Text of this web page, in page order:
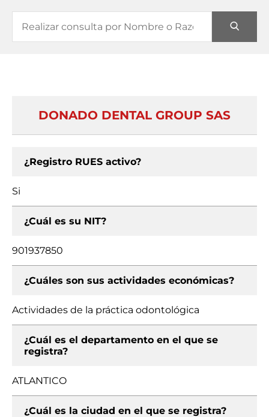
DONADO DENTAL GROUP SAS
¿Registro RUES activo?
Si
¿Cuál es su NIT?
901937850
¿Cuáles son sus actividades económicas?
Actividades de la práctica odontológica
¿Cuál es el departamento en el que se
registra?
ATLANTICO
¿Cuál es la ciudad en el que se registra?